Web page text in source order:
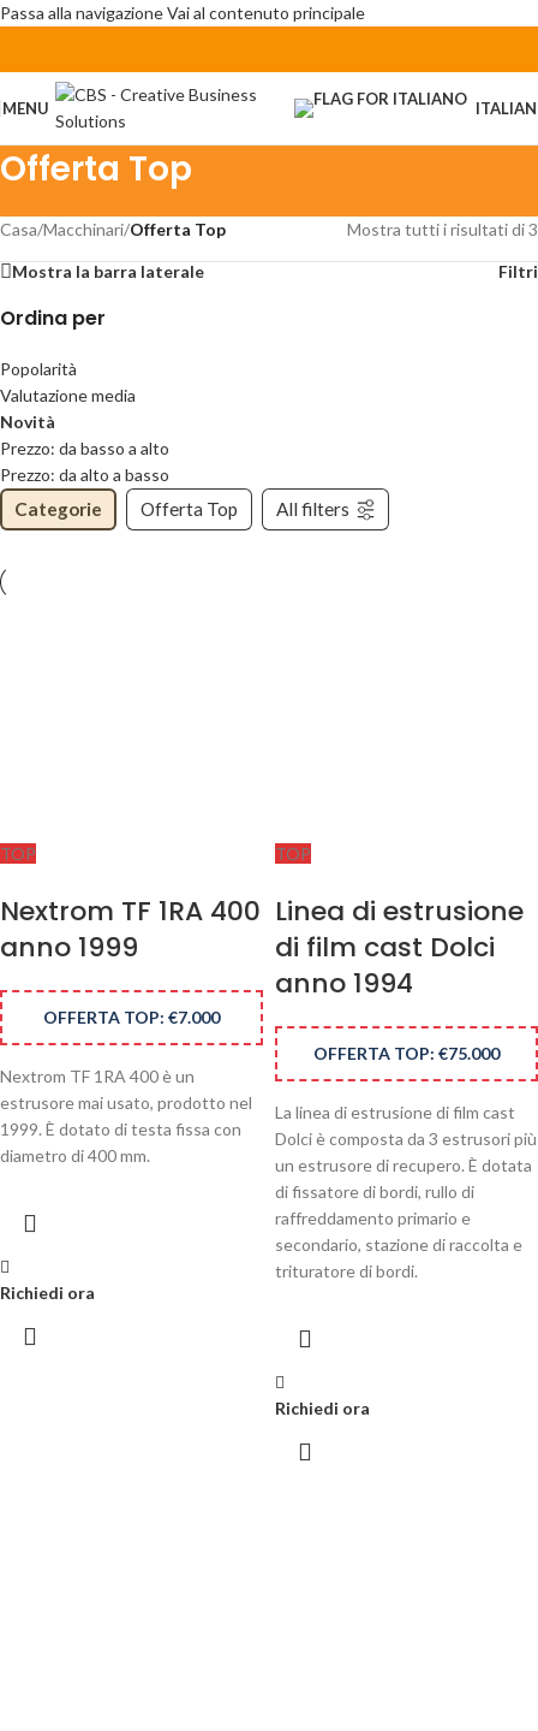
Passa alla navigazioneVai al contenuto principale
MENU
Offerta Top
Casa/Macchinari/Offerta Top Mostra tutti i risultati di 3
Mostra la barra laterale Filtri
Ordina per
Popolarità
Valutazione media
Novità
Prezzo: da basso a alto
Prezzo: da alto a basso
Categorie Offerta Top All filters
TOP
Nextrom TF 1RA 400
anno 1999
OFFERTA TOP: €7.000
Nextrom TF 1RA 400 è un
estrusore mai usato, prodotto nel
1999. È dotato di testa fissa con
diametro di 400 mm.
Richiedi ora
TOP
Linea di estrusione
di film cast Dolci
anno 1994
OFFERTA TOP: €75.000
La linea di estrusione di film cast
Dolci è composta da 3 estrusori più
un estrusore di recupero. È dotata
di fissatore di bordi, rullo di
raffreddamento primario e
secondario, stazione di raccolta e
trituratore di bordi.
Richiedi ora